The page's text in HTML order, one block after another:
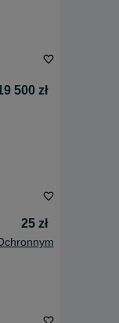
500 zł
25 zł